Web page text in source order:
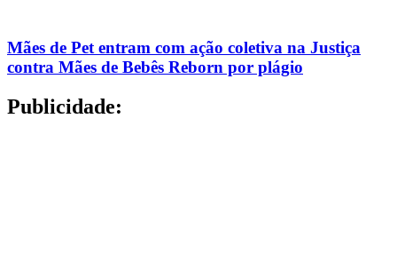
Mães de Pet entram com ação coletiva na Justiça
contra Mães de Bebês Reborn por plágio
Publicidade: